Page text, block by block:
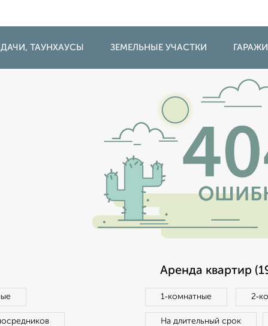
ТАУНХАУСЫ ЗЕМЕЛЬНЫЕ УЧАСТКИ
Аренда квартир
1‑комнатные
На длительный срок